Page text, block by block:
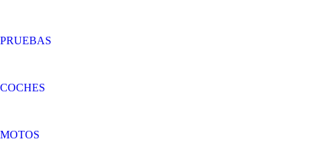
PRUEBAS
COCHES
MOTOS